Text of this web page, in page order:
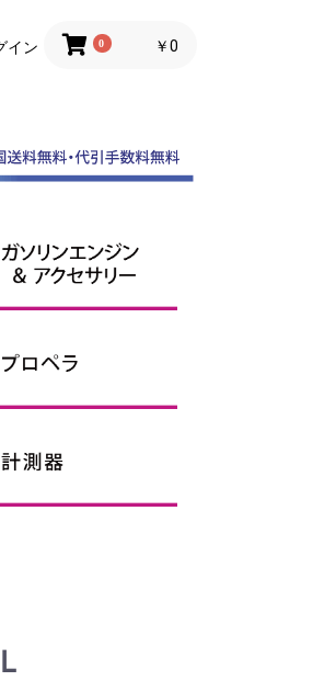
イン 0 ￥0
ナー
ー
ピンナー
ジン
セサリー、オイ
ラ